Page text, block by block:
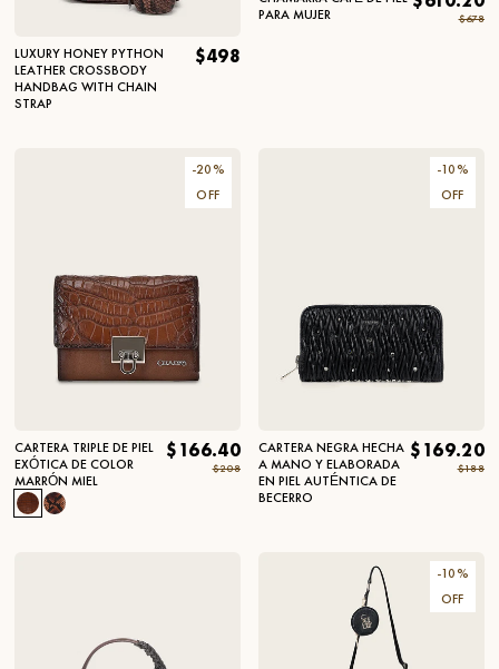
LUXURY HONEY PYTHON
LEATHER CROSSBODY
HANDBAG WITH CHAIN
STRAP
$498
PARA MUJER
$678
-20%
OFF
CARTERA TRIPLE DE PIEL
EXÓTICA DE COLOR
MARRÓN MIEL
$166.40
$208
-10%
OFF
CARTERA NEGRA HECHA
A MANO Y ELABORADA
EN PIEL AUTÉNTICA DE
BECERRO
$169.20
$188
-10%
OFF